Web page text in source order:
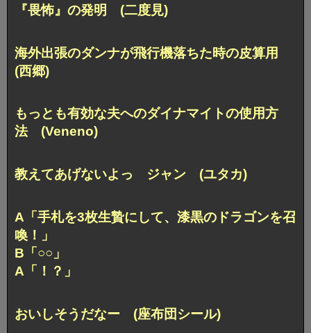
『畏怖』の発明 (二度見)
海外出張のダンナが飛行機落ちた時の皮算用
(西郷)
もっとも有効な夫へのダイナマイトの使用方
法 (Veneno)
教えてあげないよっ ジャン (ユタカ)
A「手札を3枚生贄にして、漆黒のドラゴンを召
喚！」
B「○○」
A「！？」
おいしそうだなー (座布団シール)